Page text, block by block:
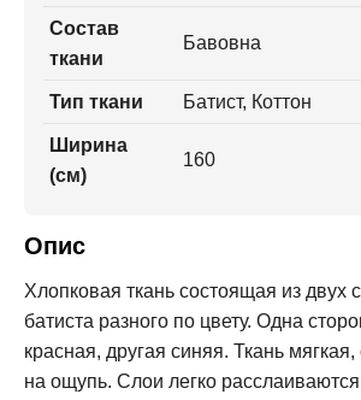
Состав
ткани
Бавовна
Тип ткани Батист, Коттон
Ширина
(см)
160
Опис
Хлопковая ткань состоящая из двух
батиста разного по цвету. Одна
красная, другая синяя. Ткань
на ощупь. Слои легко